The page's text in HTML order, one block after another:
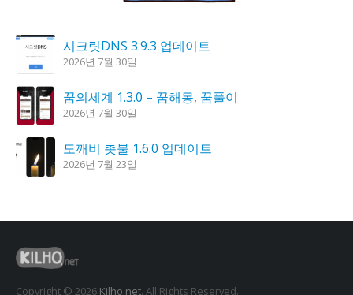
시크릿DNS 3.9.3 업데이트
2026년 7월 30일
꿈의세계 1.3.0 – 꿈해몽, 꿈풀이
2026년 7월 30일
도깨비 촛불 1.6.0 업데이트
2026년 7월 23일
홈페이지 리뉴얼 작업 완료
2026년 8월 7일
Copyright © 2026 Kilho.net. All Rights Reserved.